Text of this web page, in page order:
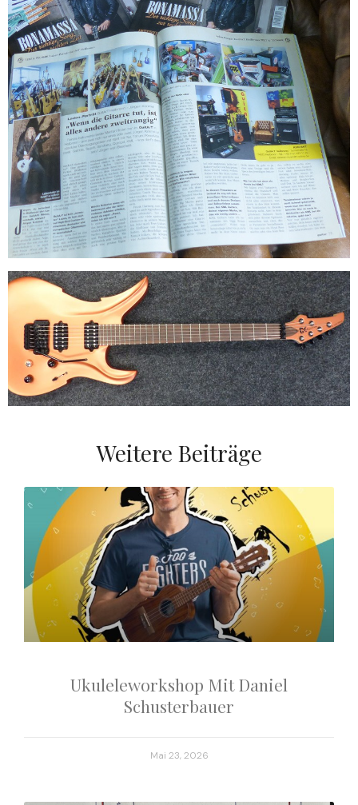
KIMMEL MUSIC
Guitar Magazin
Capreolous-Cst
Weitere Beiträge
Ukuleleworkshop Mit Daniel
Schusterbauer
Mai 23, 2026